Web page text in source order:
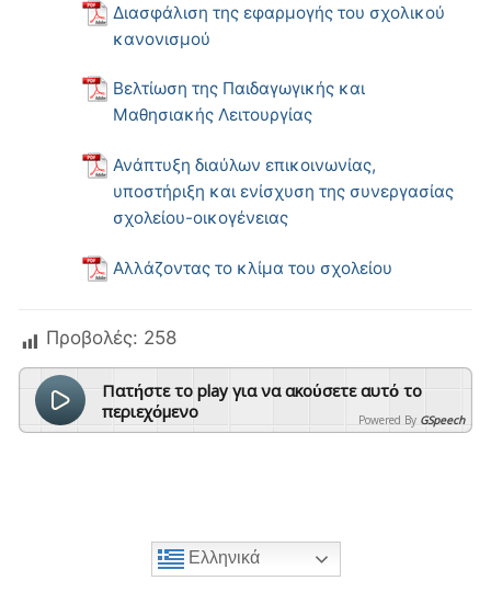
Διασφάλιση της εφαρμογής του σχολικού
κανονισμού
Βελτίωση της Παιδαγωγικής και
Μαθησιακής Λειτουργίας
Ανάπτυξη διαύλων επικοινωνίας,
υποστήριξη και ενίσχυση της συνεργασίας
σχολείου-οικογένειας
Αλλάζοντας το κλίμα του σχολείου
Προβολές: 258
Πατήστε το play για να ακούσετε αυτό το
περιεχόμενο
Powered By GSpeech
Ελληνικά